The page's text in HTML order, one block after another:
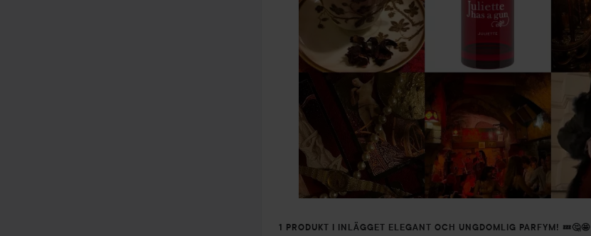
1 PRODUKT I INLÄGGET ELEGANT OCH UNGDOMLIG PARFYM! 💤🤔🤩